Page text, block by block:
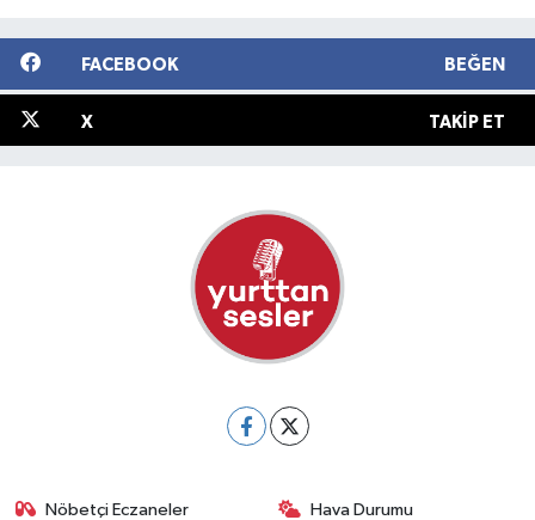
FACEBOOK BEĞEN
X TAKIP ET
Nöbetçi Eczaneler Hava Durumu